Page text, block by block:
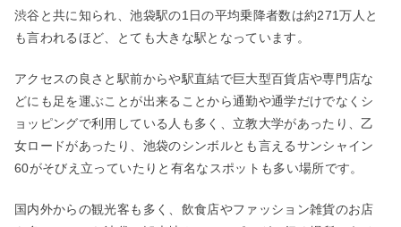
渋谷と共に知られ、池袋駅の1日の平均乗降者数は約271万人と
も言われるほど、とても大きな駅となっています。
アクセスの良さと駅前からや駅直結で巨大型百貨店や専門店な
どにも足を運ぶことが出来ることから通勤や通学だけでなくシ
ョッピングで利用している人も多く、立教大学があったり、乙
女ロードがあったり、池袋のシンボルとも言えるサンシャイン
60がそびえ立っていたりと有名なスポットも多い場所です。
国内外からの観光客も多く、飲食店やファッション雑貨のお店